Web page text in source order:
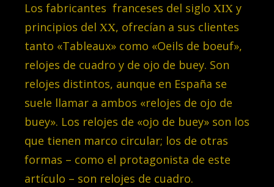
Los fabricantes franceses del siglo XIX y
principios del XX, ofrecían a sus clientes
tanto «Tableaux» como «Oeils de boeuf»,
relojes de cuadro y de ojo de buey. Son
relojes distintos, aunque en España se
suele llamar a ambos «relojes de ojo de
buey». Los relojes de «ojo de buey» son los
que tienen marco circular; los de otras
formas – como el protagonista de este
artículo – son relojes de cuadro.